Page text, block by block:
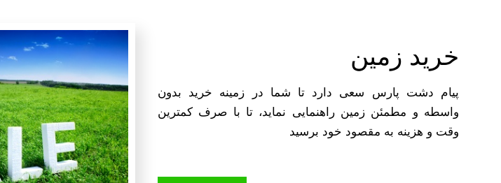
خرید زمین
پیام دشت پارس سعی دارد تا شما در زمینه خرید بدون
واسطه و مطمئن زمین راهنمایی نماید، تا با صرف کمترین
وقت و هزینه به مقصود خود برسید